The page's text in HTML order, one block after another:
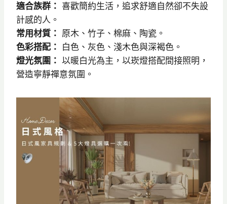
適合族群： 喜歡簡約生活，追求舒適自然卻不失設
計感的人。
常用材質： 原木、竹子、棉麻、陶瓷。
色彩搭配：
白色、灰色、淺木色與深褐色。
燈光氛圍： 以暖白光為主，以崁燈搭配間接照明，
營造寧靜禪意氛圍。